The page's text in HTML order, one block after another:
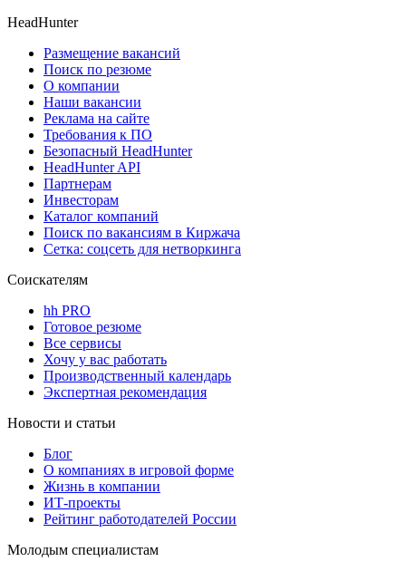
HeadHunter
Размещение вакансий
Поиск по резюме
О компании
Наши вакансии
Реклама на сайте
Требования к ПО
Безопасный HeadHunter
HeadHunter API
Партнерам
Инвесторам
Каталог компаний
Поиск по вакансиям в Киржача
Сетка: соцсеть для нетворкинга
Соискателям
hh PRO
Готовое резюме
Все сервисы
Хочу у вас работать
Производственный календарь
Экспертная рекомендация
Новости и статьи
Блог
О компаниях в игровой форме
Жизнь в компании
ИТ-проекты
Рейтинг работодателей России
Молодым специалистам